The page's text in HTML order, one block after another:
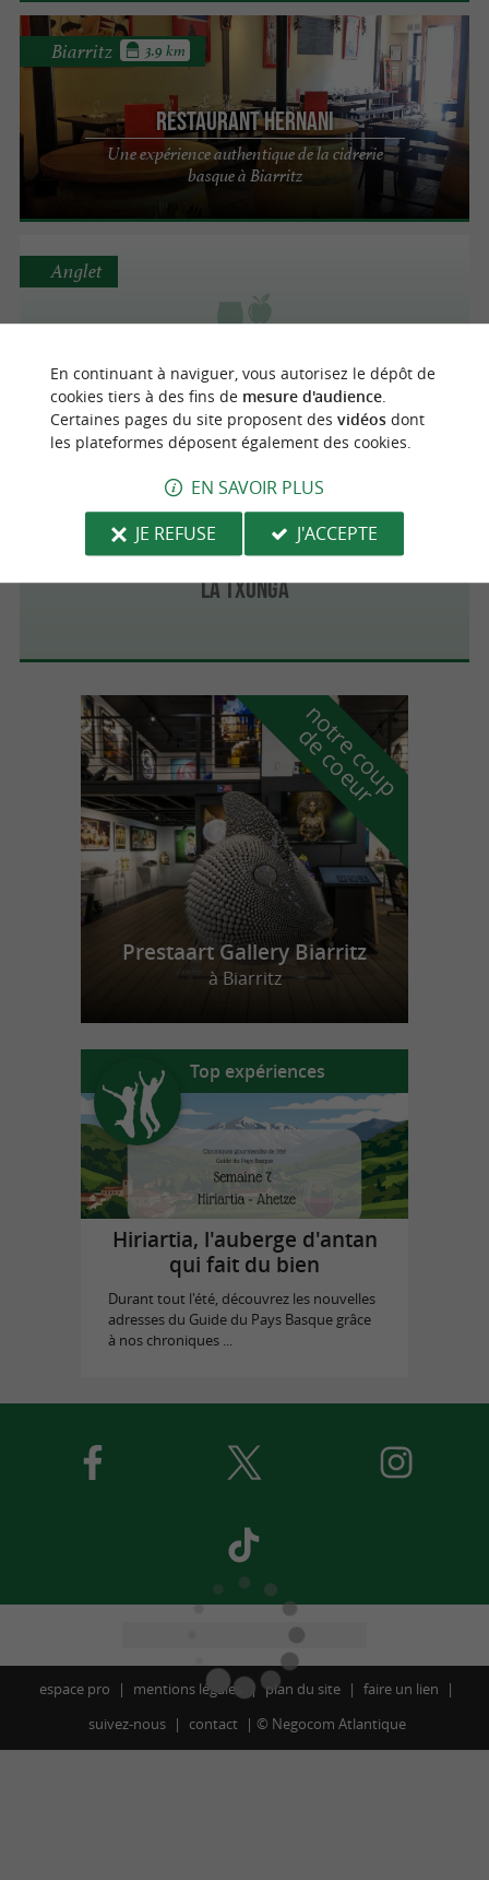
Restaurant Hernani
Une expérience authentique de la cidrerie
basque à Biarritz
Biarritz 3.9 km
Cidrerie Saint-Georges
Anglet
La Txunga
4.2 km
n
o
t
r
e
c
o
u
p
d
e
c
o
e
u
r
Prestaart Gallery Biarritz
à Biarritz
Top expériences
Hiriartia, l'auberge d'antan
qui fait du bien
Durant tout l'été, découvrez les nouvelles
adresses du Guide du Pays Basque grâce
à nos chroniques ...
espace pro mentions légales plan du site
faire un lien
suivez-nous
contact © Negocom Atlantique
En continuant à naviguer, vous autorisez le dépôt de
cookies tiers à des fins de mesure d'audience.
Certaines pages du site proposent des vidéosdont
les plateformes déposent également des cookies.
EN SAVOIR PLUS
JE REFUSE
J'ACCEPTE